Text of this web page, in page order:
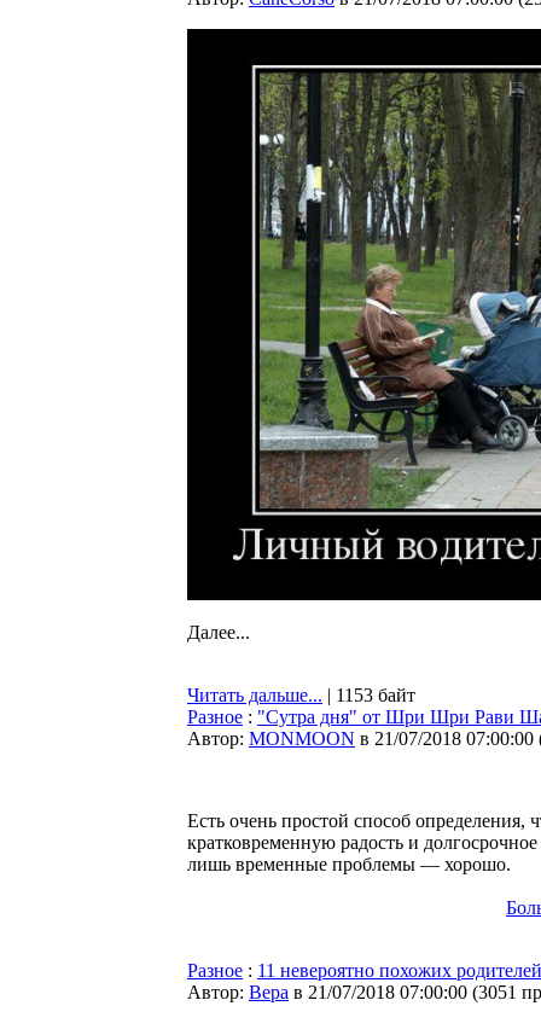
Далее...
Читать дальше... | 1153 байт
Разное : "Сутра дня" от Шри Шри Рави
Автор: MONMOON в 21/07/2018 07:00:00
Есть очень простой способ определения,
кратковременную радость и
лишь временные проблемы — хорошо.
Разное : 11 невероятно похожих
Автор: Bepa в 21/07/2018 07:00:00 (3051